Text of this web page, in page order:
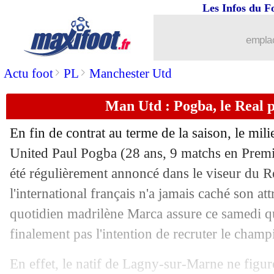
Actu foot> PL > Manchester Utd
Les Infos du
Man Utd : Pogba, le Real
En fin de contrat au terme de la saison, le
United Paul Pogba (28 ans, 9 matchs en
été régulièrement annoncé dans le viseur du
l'international français n'a jamais caché son
quotidien madrilène Marca assure ce samedi
finalement pas l'intention de recruter le
En effet, le natif de Lagny-sur-Marne ne
: Vinicius, le message d'Ancelotti
27/11 Milan: Pioli confirme le retour de
27/11 VIDEO: Håland est de retour... et
27/11 All.: Dortmund renverse Wolfsbourg !
27/11 Monaco : après la Real, Kovac
27/11 Lyon: Denayer très clair sur son
OL-OM: les Lyonnais appréhendent